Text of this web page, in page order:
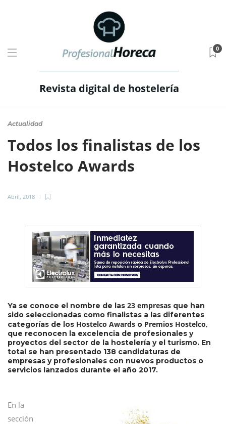
Revista digital de hostelería
0
Actualidad
Todos los finalistas de los
Hostelco Awards
Abril, 2018
Ya se conoce el nombre de las 23 empresas que han
sido seleccionadas como finalistas a las diferentes
categorías de los Hostelco Awards o Premios Hostelco,
que reconocen la excelencia de profesionales y
proyectos del sector de la hostelería y el turismo. En
total se han presentado 138 candidaturas de
empresas y profesionales con nuevos productos o
servicios lanzados durante el año 2017.
En la
sección